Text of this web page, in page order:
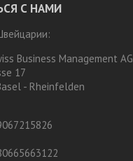
С НАМИ
Business Management AG
17
- Rheinfelden